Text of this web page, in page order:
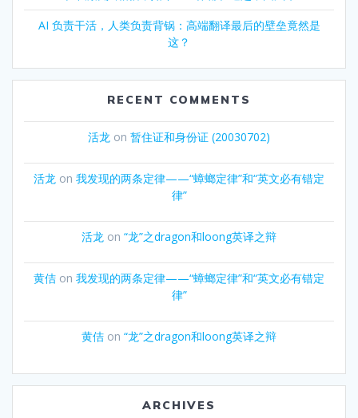
AI 负责干活，人类负责背锅：高端翻译最后的壁垒竟然是
这？
RECENT COMMENTS
活龙 on 暂住证和身份证 (20030702)
活龙 on 我发现的两条定律——“蟑螂定律”和“英文必有错定
律”
活龙 on “龙”之dragon和loong英译之辩
黄佶 on 我发现的两条定律——“蟑螂定律”和“英文必有错定
律”
黄佶 on “龙”之dragon和loong英译之辩
ARCHIVES